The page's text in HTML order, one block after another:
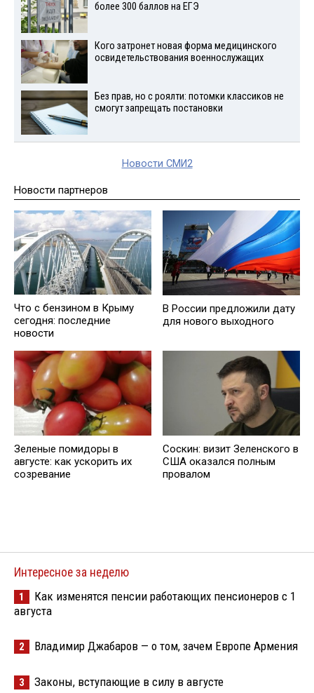
более 300 баллов на ЕГЭ
Кого затронет новая форма медицинского
освидетельствования военнослужащих
Без прав, но с роялти: потомки классиков не
смогут запрещать постановки
Новости СМИ2
Новости партнеров
Что с бензином в Крыму
сегодня: последние
новости
В России предложили дату
для нового выходного
Зеленые помидоры в
августе: как ускорить их
созревание
Соскин: визит Зеленского в
США оказался полным
провалом
Интересное за неделю
1
Как изменятся пенсии работающих пенсионеров с 1
августа
2 Владимир Джабаров — о том, зачем Европе Армения
3 Законы, вступающие в силу в августе